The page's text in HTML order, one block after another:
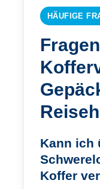
HÄUFIGE
Kann ich
Koffer